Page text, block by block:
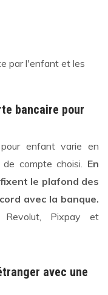
par l'enfant et les
bancaire pour
enfant varie en
compte choisi. En
le plafond des
avec la banque.
Pixpay et
avec une